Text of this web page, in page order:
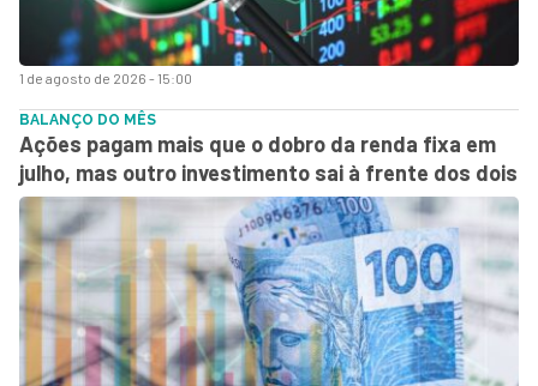
1 de agosto de 2026 - 15:00
BALANÇO DO MÊS
Ações pagam mais que o dobro da renda fixa em
julho, mas outro investimento sai à frente dos dois